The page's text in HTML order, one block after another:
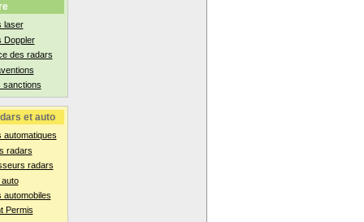
laser
Doppler
des radars
sanctions
et auto
automatiques
radars
radars
automobiles
Permis